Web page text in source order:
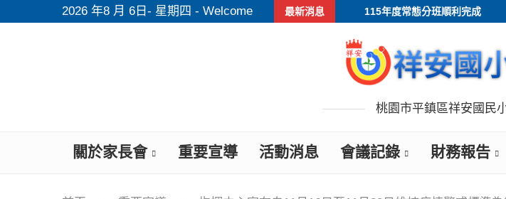
2026 年8 月 6日- 星期四 - Welcome 最新消息 115年度常態分班順利完成
桃園市平鎮區祥安國民
關於家長會 重要宣導 活動消息 會議記錄 財務報告